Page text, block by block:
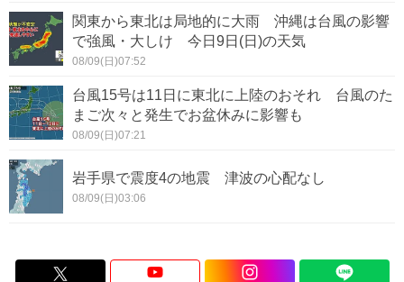
関東から東北は局地的に大雨 沖縄は台風の影響
で強風・大しけ 今日9日(日)の天気
08/09(日)07:52
台風15号は11日に東北に上陸のおそれ 台風のた
まご次々と発生でお盆休みに影響も
08/09(日)07:21
岩手県で震度4の地震 津波の心配なし
08/09(日)03:06